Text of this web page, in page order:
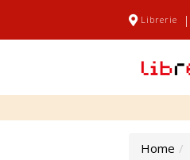
Librerie |
Home